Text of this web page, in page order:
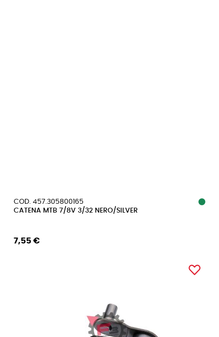
COD. 457.305800165
CATENA MTB 7/8V 3/32 NERO/SILVER
7,55 €